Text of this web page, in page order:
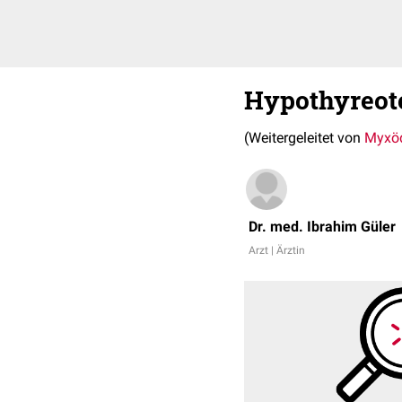
(Weitergeleitet von
Dr. med. Ibrahim Güler
Arzt | Ärztin